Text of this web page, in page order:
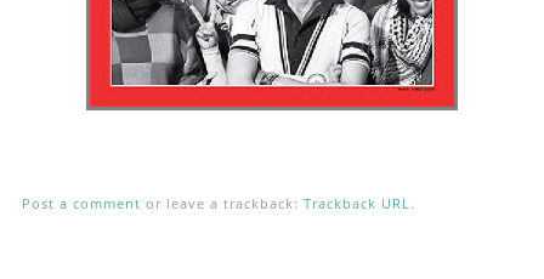
Post a comment or leave a trackback: Trackback URL .